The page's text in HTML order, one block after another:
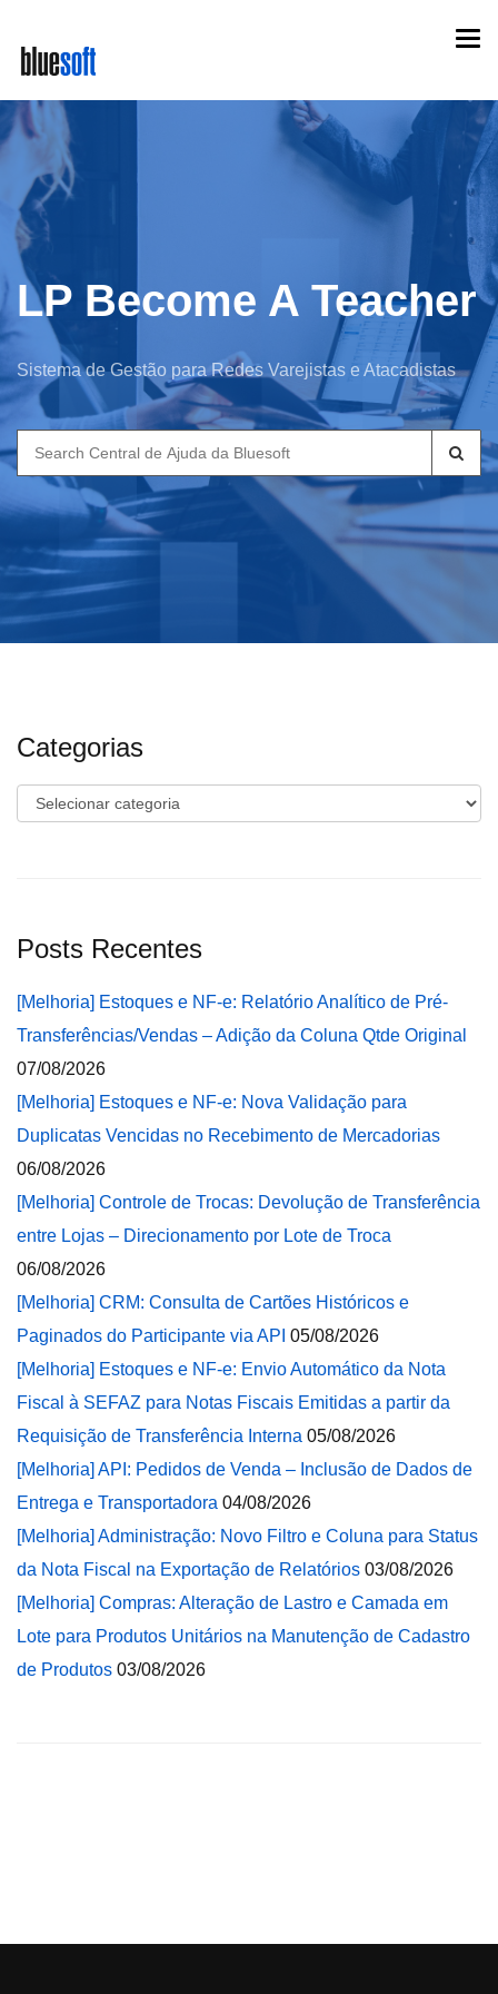
main
content
LP Become A Teacher
Sistema de Gestão para Redes Varejistas e Atacadistas
Search
for:
Categorias
Categorias
Posts Recentes
[Melhoria] Estoques e NF-e: Relatório Analítico de Pré-
Transferências/Vendas – Adição da Coluna Qtde Original
07/08/2026
[Melhoria] Estoques e NF-e: Nova Validação para
Duplicatas Vencidas no Recebimento de Mercadorias
06/08/2026
[Melhoria] Controle de Trocas: Devolução de Transferência
entre Lojas – Direcionamento por Lote de Troca
06/08/2026
[Melhoria] CRM: Consulta de Cartões Históricos e
Paginados do Participante via API 05/08/2026
[Melhoria] Estoques e NF-e: Envio Automático da Nota
Fiscal à SEFAZ para Notas Fiscais Emitidas a partir da
Requisição de Transferência Interna 05/08/2026
[Melhoria] API: Pedidos de Venda – Inclusão de Dados de
Entrega e Transportadora 04/08/2026
[Melhoria] Administração: Novo Filtro e Coluna para Status
da Nota Fiscal na Exportação de Relatórios 03/08/2026
[Melhoria] Compras: Alteração de Lastro e Camada em
Lote para Produtos Unitários na Manutenção de Cadastro
de Produtos 03/08/2026